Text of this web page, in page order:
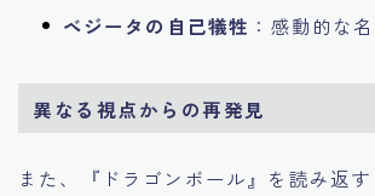
ベジータの自己犠牲 ：感動的な名
異なる視点からの再発見
また、『ドラゴンボール』を読み返す